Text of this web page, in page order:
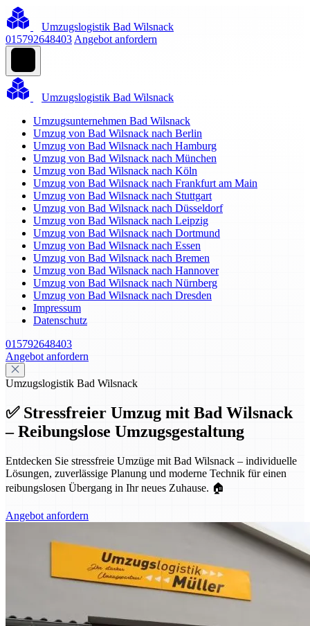
Umzugslogistik Bad Wilsnack
015792648403 Angebot anfordern
Umzugslogistik Bad Wilsnack
Umzugsunternehmen Bad Wilsnack
Umzug von Bad Wilsnack nach Berlin
Umzug von Bad Wilsnack nach Hamburg
Umzug von Bad Wilsnack nach München
Umzug von Bad Wilsnack nach Köln
Umzug von Bad Wilsnack nach Frankfurt am Main
Umzug von Bad Wilsnack nach Stuttgart
Umzug von Bad Wilsnack nach Düsseldorf
Umzug von Bad Wilsnack nach Leipzig
Umzug von Bad Wilsnack nach Dortmund
Umzug von Bad Wilsnack nach Essen
Umzug von Bad Wilsnack nach Bremen
Umzug von Bad Wilsnack nach Hannover
Umzug von Bad Wilsnack nach Nürnberg
Umzug von Bad Wilsnack nach Dresden
Impressum
Datenschutz
015792648403
Angebot anfordern
Umzugslogistik Bad Wilsnack
✅ Stressfreier Umzug mit Bad Wilsnack
– Reibungslose Umzugsgestaltung
Entdecken Sie stressfreie Umzüge mit Bad Wilsnack – individuelle
Lösungen, zuverlässige Planung und moderne Technik für einen
reibungslosen Übergang in Ihr neues Zuhause. 🏠
Angebot anfordern